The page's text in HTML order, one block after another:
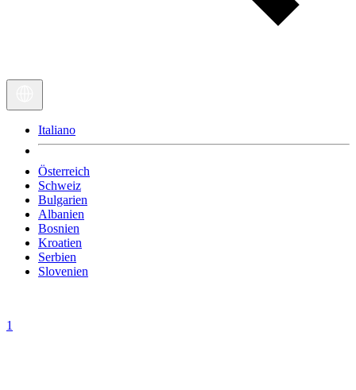
Italiano
Österreich
Schweiz
Bulgarien
Albanien
Bosnien
Kroatien
Serbien
Slovenien
1